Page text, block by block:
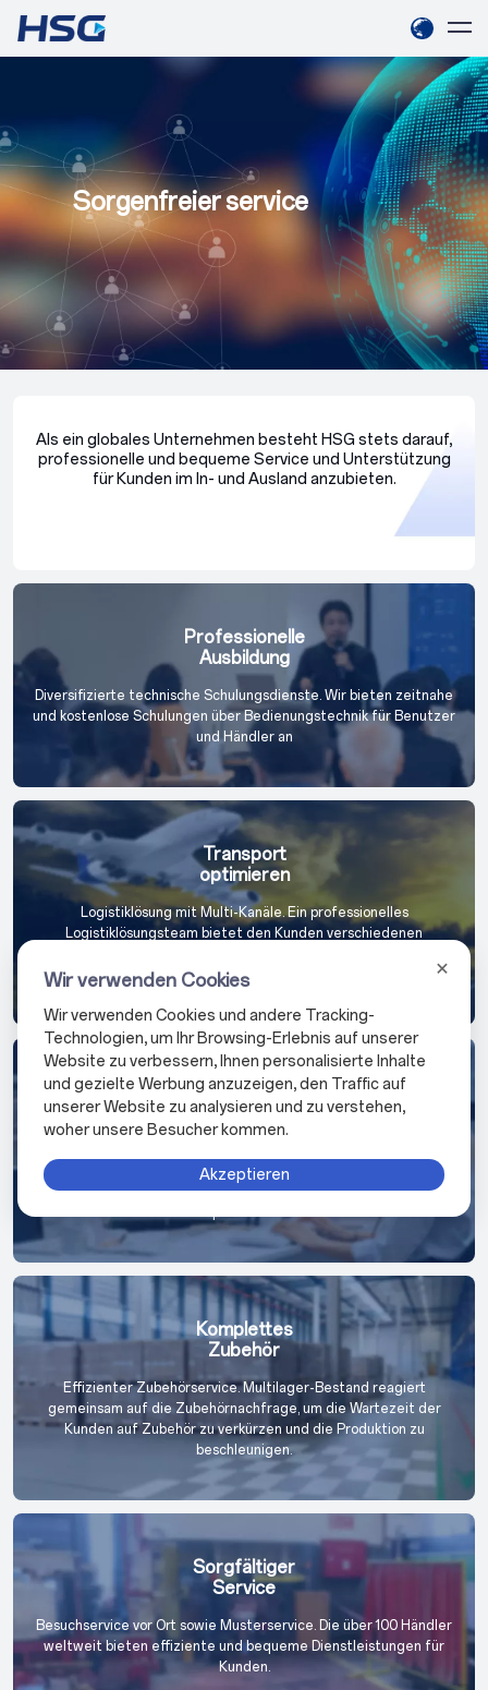
Sorgenfreier service
Als ein globales Unternehmen besteht HSG stets darauf,
professionelle und bequeme Service und Unterstützung
für Kunden im In- und Ausland anzubieten.
Professionelle
Ausbildung
Diversifizierte technische Schulungsdienste. Wir bieten zeitnahe
und kostenlose Schulungen über Bedienungstechnik für Benutzer
und Händler an
Transport
optimieren
Logistiklösung mit Multi-Kanäle. Ein professionelles
Logistiklösungsteam bietet den Kunden verschiedenen
befriedigen und die Versandkosten zu sparen.
Schneller
Service
Remote-Netzwerkservice und ein 7*24-Stunden-Hotline-Service
bieten Kunden effiziente Problemlösungen und unterstützende
Komplettes
Zubehör
Effizienter Zubehörservice. Multilager-Bestand reagiert
gemeinsam auf die Zubehörnachfrage, um die Wartezeit der
Kunden auf Zubehör zu verkürzen und die Produktion zu
beschleunigen.
Sorgfältiger
Service
Besuchservice vor Ort sowie Musterservice. Die über 100 Händler
weltweit bieten effiziente und bequeme Dienstleistungen für
Kunden.
Wir verwenden Cookies
Wir verwenden Cookies und andere Tracking-
Technologien, um Ihr Browsing-Erlebnis auf unserer
Website zu verbessern, Ihnen personalisierte Inhalte
und gezielte Werbung anzuzeigen, den Traffic auf
unserer Website zu analysieren und zu verstehen,
woher unsere Besucher kommen.
Akzeptieren